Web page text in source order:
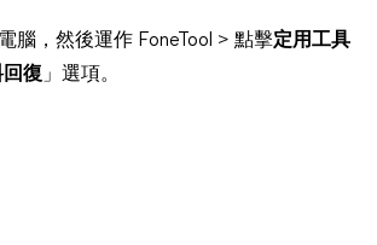
腦，然後運作 FoneTool > 點擊定用工具
復 」選項。